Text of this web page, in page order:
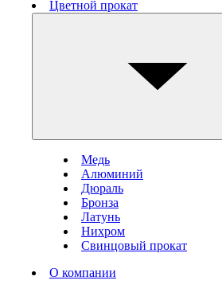
Цветной прокат
Медь
Алюминий
Дюраль
Бронза
Латунь
Нихром
Свинцовый прокат
О компании